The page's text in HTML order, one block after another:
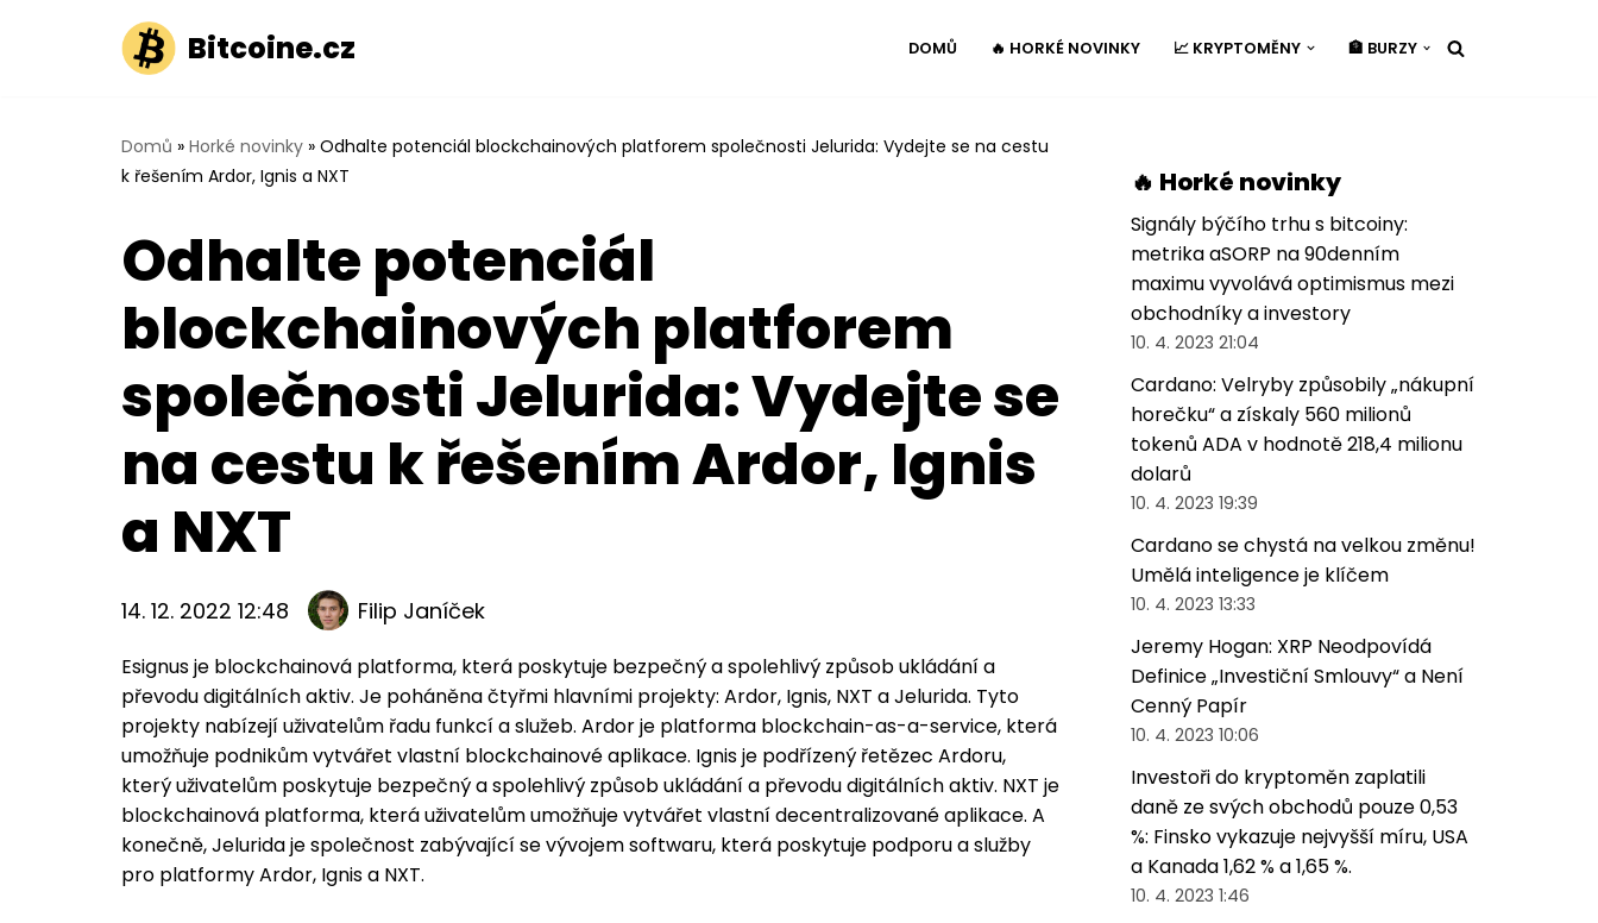
Bitcoine.cz DOMŮ 🔥 HORKÉ NOVINKY 📈 KRYPTOMĚNY 🏦 BURZY
Domů » Horké novinky » Odhalte potenciál blockchainových platforem společnosti Jelurida: Vydejte se na cestu
k řešením Ardor, Ignis a NXT
Odhalte potenciál
blockchainových platforem
společnosti Jelurida: Vydejte se
na cestu k řešením Ardor, Ignis
a NXT
14. 12. 2022 12:48 Filip Janíček
Esignus je blockchainová platforma, která poskytuje bezpečný a spolehlivý způsob ukládání a
převodu digitálních aktiv. Je poháněna čtyřmi hlavními projekty: Ardor, Ignis, NXT a Jelurida. Tyto
projekty nabízejí uživatelům řadu funkcí a služeb. Ardor je platforma blockchain-as-a-service, která
umožňuje podnikům vytvářet vlastní blockchainové aplikace. Ignis je podřízený řetězec Ardoru,
který uživatelům poskytuje bezpečný a spolehlivý způsob ukládání a převodu digitálních aktiv. NXT je
blockchainová platforma, která uživatelům umožňuje vytvářet vlastní decentralizované aplikace. A
konečně, Jelurida je společnost zabývající se vývojem softwaru, která poskytuje podporu a služby
pro platformy Ardor, Ignis a NXT.
🔥 Horké novinky
Signály býčího trhu s bitcoiny:
metrika aSORP na 90denním
maximu vyvolává optimismus mezi
obchodníky a investory
10. 4. 2023 21:04
Cardano: Velryby způsobily „nákupní
horečku“ a získaly 560 milionů
tokenů ADA v hodnotě 218,4 milionu
dolarů
10. 4. 2023 19:39
Cardano se chystá na velkou změnu!
Umělá inteligence je klíčem
10. 4. 2023 13:33
Jeremy Hogan: XRP Neodpovídá
Definice „Investiční Smlouvy“ a Není
Cenný Papír
10. 4. 2023 10:06
Investoři do kryptoměn zaplatili
daně ze svých obchodů pouze 0,53
%: Finsko vykazuje nejvyšší míru, USA
a Kanada 1,62 % a 1,65 %.
10. 4. 2023 1:46